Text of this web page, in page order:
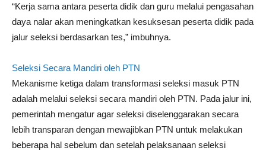
“Kerja sama antara peserta didik dan guru melalui pengasahan
daya nalar akan meningkatkan kesuksesan peserta didik pada
jalur seleksi berdasarkan tes,” imbuhnya.
Seleksi Secara Mandiri oleh PTN
Mekanisme ketiga dalam transformasi seleksi masuk PTN
adalah melalui seleksi secara mandiri oleh PTN. Pada jalur ini,
pemerintah mengatur agar seleksi diselenggarakan secara
lebih transparan dengan mewajibkan PTN untuk melakukan
beberapa hal sebelum dan setelah pelaksanaan seleksi